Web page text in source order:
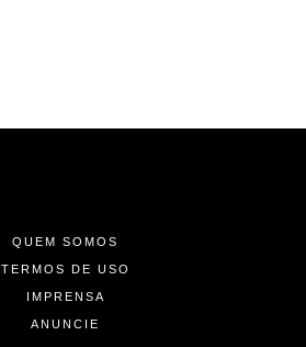
QUEM SOMOS
TERMOS DE USO
IMPRENSA
ANUNCIE